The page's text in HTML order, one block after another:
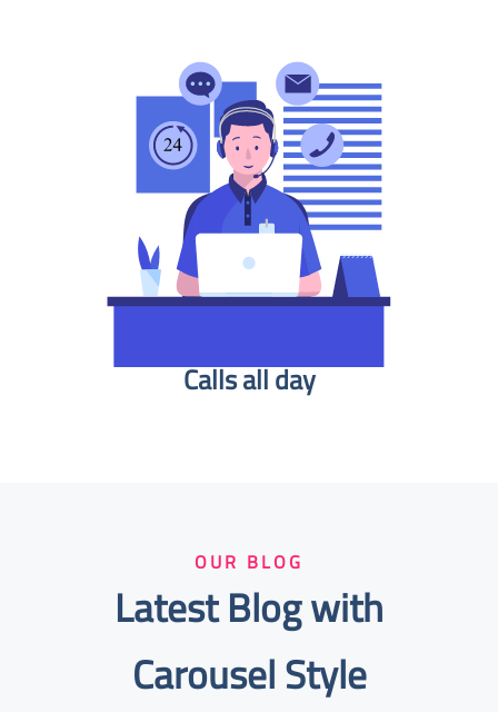
Calls all day
OUR BLOG
Latest Blog with
Carousel Style